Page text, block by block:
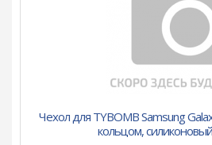
Чехол для TYBOMB Samsung
кольцом,